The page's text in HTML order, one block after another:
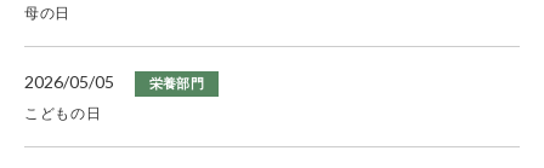
母の日
2026/05/05 栄養部門
こどもの日